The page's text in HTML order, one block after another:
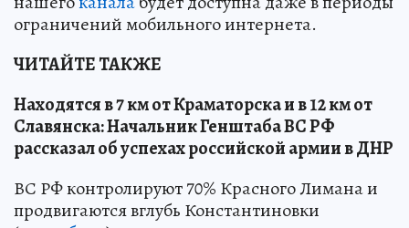
ограничений мобильного интернета.
ЧИТАЙТЕ ТАКЖЕ
Находятся в 7 км от Краматорска и в 12 км от
Славянска: Начальник Генштаба ВС РФ
рассказал об успехах российской армии в ДНР
ВС РФ контролируют 70% Красного Лимана и
продвигаются вглубь Константиновки